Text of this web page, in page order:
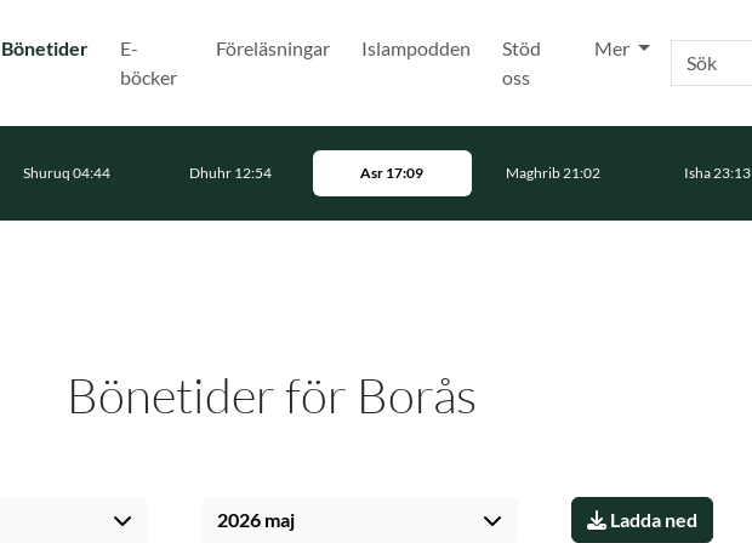
Bönetider(Nuvarande)
E-
böcker
Föreläsningar Islampodden
Stöd
oss
Mer Sök
Shuruq 04:44 Dhuhr 12:54 Asr 17:09 Maghrib 21:02 Isha 23:13
Bönetider för Borås
2026 maj Ladda ned